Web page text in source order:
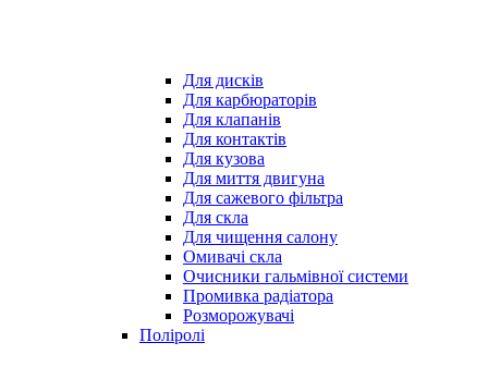
Для дисків
Для карбюраторів
Для клапанів
Для контактів
Для кузова
Для миття двигуна
Для сажевого фільтра
Для скла
Для чищення салону
Омивачі скла
Очисники гальмівної системи
Промивка радіатора
Розморожувачі
Поліролі